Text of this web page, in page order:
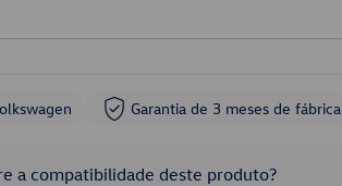
Garantia de 3 meses de fábrica
a compatibilidade deste produto?